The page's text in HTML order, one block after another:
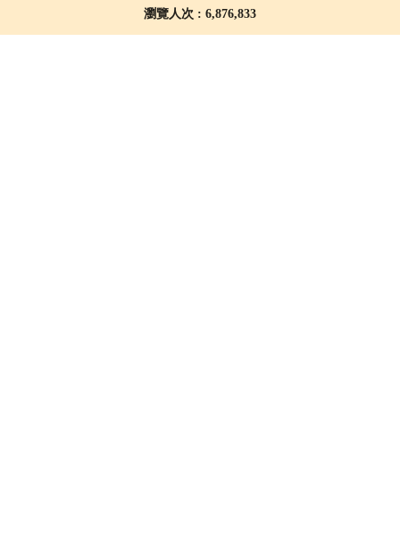
瀏覽人次 : 6,876,833